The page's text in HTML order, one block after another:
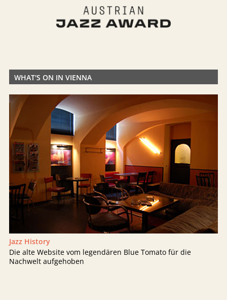
WHAT'S ON IN VIENNA
Jazz History
Die alte Website vom legendären Blue Tomato für die
Nachwelt aufgehoben